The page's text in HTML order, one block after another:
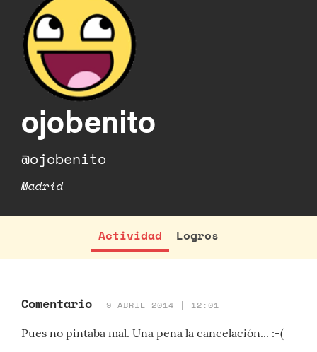
ojobenito
@ojobenito
Madrid
Actividad Logros
Comentario 9 ABRIL 2014 | 12:01
Pues no pintaba mal. Una pena la cancelación... :-(